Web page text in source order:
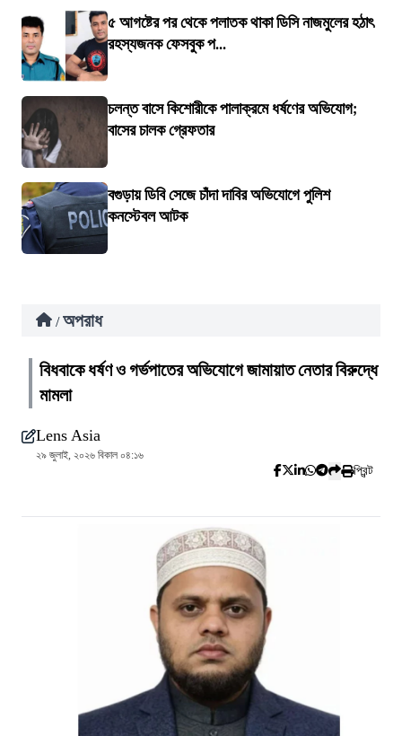
৫ আগষ্টের পর থেকে পলাতক থাকা ডিসি নাজমুলের হঠাৎ
রহস্যজনক ফেসবুক প...
চলন্ত বাসে কিশোরীকে পালাক্রমে ধর্ষণের অভিযোগ;
বাসের চালক গ্রেফতার
বগুড়ায় ডিবি সেজে চাঁদা দাবির অভিযোগে পুলিশ
কনস্টেবল আটক
/ অপরাধ
বিধবাকে ধর্ষণ ও গর্ভপাতের অভিযোগে জামায়াত নেতার বিরুদ্ধে
মামলা
Lens Asia
২৯ জুলাই, ২০২৬ বিকাল ০৪:১৬
প্রিন্ট